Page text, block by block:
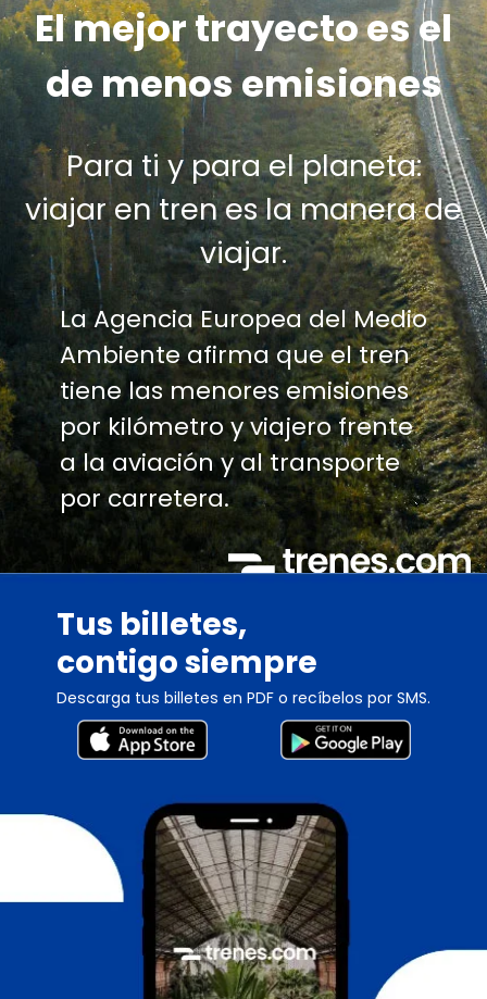
El mejor trayecto es el
de menos emisiones
Para ti y para el planeta:
viajar en tren es la manera de
viajar.
La Agencia Europea del Medio
Ambiente afirma que el tren
tiene las menores emisiones
por kilómetro y viajero frente
a la aviación y al transporte
por carretera.
Tus billetes,
contigo siempre
Descarga tus billetes en PDF o recíbelos por SMS.